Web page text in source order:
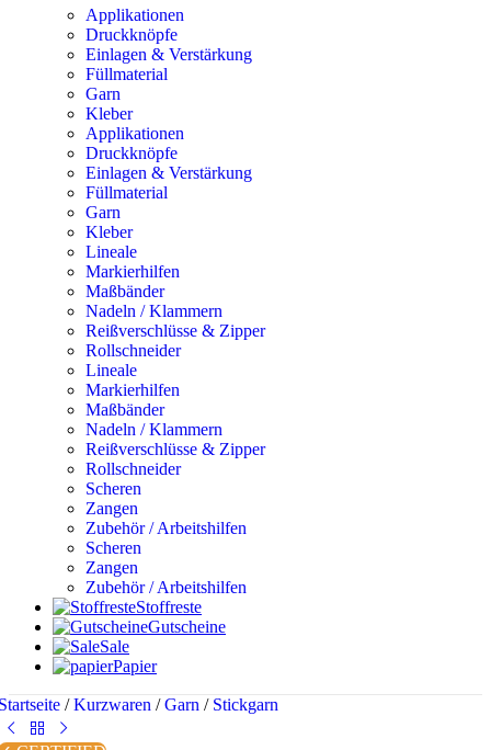
Applikationen
Druckknöpfe
Einlagen & Verstärkung
Füllmaterial
Garn
Kleber
Applikationen
Druckknöpfe
Einlagen & Verstärkung
Füllmaterial
Garn
Kleber
Lineale
Markierhilfen
Maßbänder
Nadeln / Klammern
Reißverschlüsse & Zipper
Rollschneider
Lineale
Markierhilfen
Maßbänder
Nadeln / Klammern
Reißverschlüsse & Zipper
Rollschneider
Scheren
Zangen
Zubehör / Arbeitshilfen
Scheren
Zangen
Zubehör / Arbeitshilfen
Stoffreste
Gutscheine
Sale
Papier
/ Kurzwaren / Garn / Stickgarn